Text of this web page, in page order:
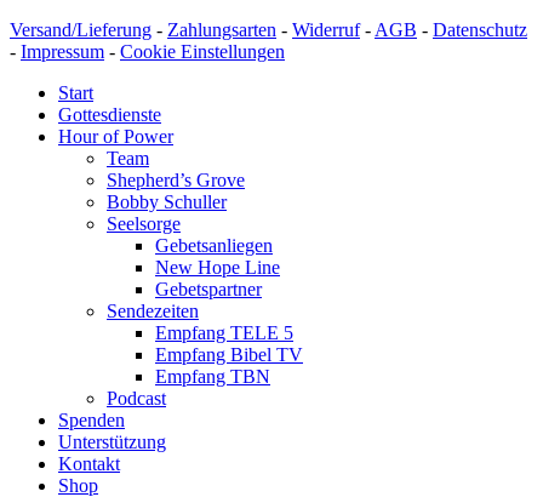
Versand/Lieferung - Zahlungsarten - Widerruf- AGB - Datenschutz
- Impressum - Cookie Einstellungen
Start
Gottesdienste
Hour of Power
Team
Shepherd’s Grove
Bobby Schuller
Seelsorge
Gebetsanliegen
New Hope Line
Gebetspartner
Sendezeiten
Empfang TELE 5
Empfang Bibel TV
Empfang TBN
Podcast
Spenden
Unterstützung
Kontakt
Shop